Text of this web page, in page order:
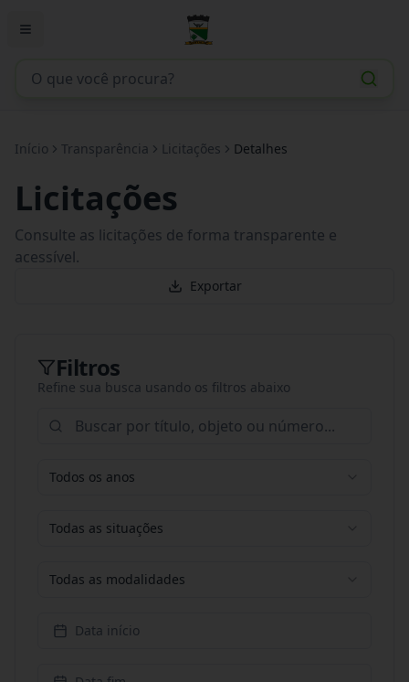
Início Transparência Licitações Detalhes
Licitações
Consulte as licitações de forma transparente e
acessível.
Exportar
Filtros
Refine sua busca usando os filtros abaixo
Todos os anos
Todas as situações
Todas as modalidades
Data início